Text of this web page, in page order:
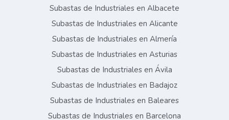
Subastas de Industriales en Albacete
Subastas de Industriales en Alicante
Subastas de Industriales en Almería
Subastas de Industriales en Asturias
Subastas de Industriales en Ávila
Subastas de Industriales en Badajoz
Subastas de Industriales en Baleares
Subastas de Industriales en Barcelona